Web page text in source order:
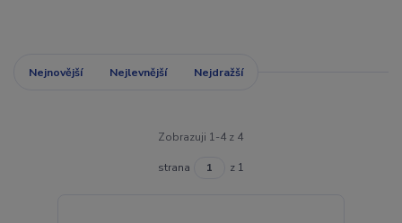
Nejnovější Nejlevnější Nejdražší
Zobrazuji 1-4 z 4
strana z 1